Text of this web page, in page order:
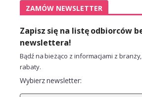
ZAMÓW NEWSLETTER
Zapisz się na listę odbiorców
newslettera!
Bądź na bieżąco z informacjami z
rabaty.
Wybierz newsletter: